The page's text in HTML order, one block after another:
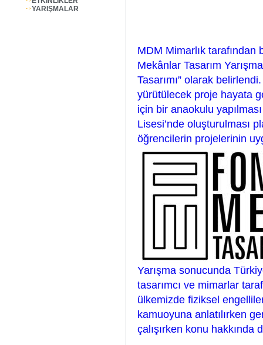
YARIŞMALAR
MDM Mimarlık
Mekânlar Tasarım
Tasarımı” olarak
yürütülecek proje hayata
için bir anaokulu
Lisesi’nde oluşturulması
öğrencilerin projelerinin
Yarışma sonucunda
tasarımcı ve mimarlar
ülkemizde fiziksel
kamuoyuna anlatılırken
çalışırken konu hakkında